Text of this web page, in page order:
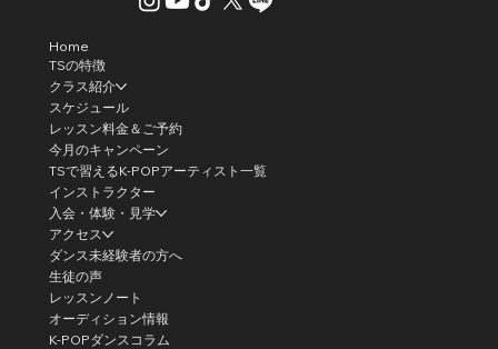
Home
TSの特徴
クラス紹介
スケジュール
レッスン料金＆ご予約
今月のキャンペーン
TSで習えるK-POPアーティスト一覧
インストラクター
入会・体験・見学
アクセス
ダンス未経験者の方へ
生徒の声
レッスンノート
オーディション情報
K-POPダンスコラム